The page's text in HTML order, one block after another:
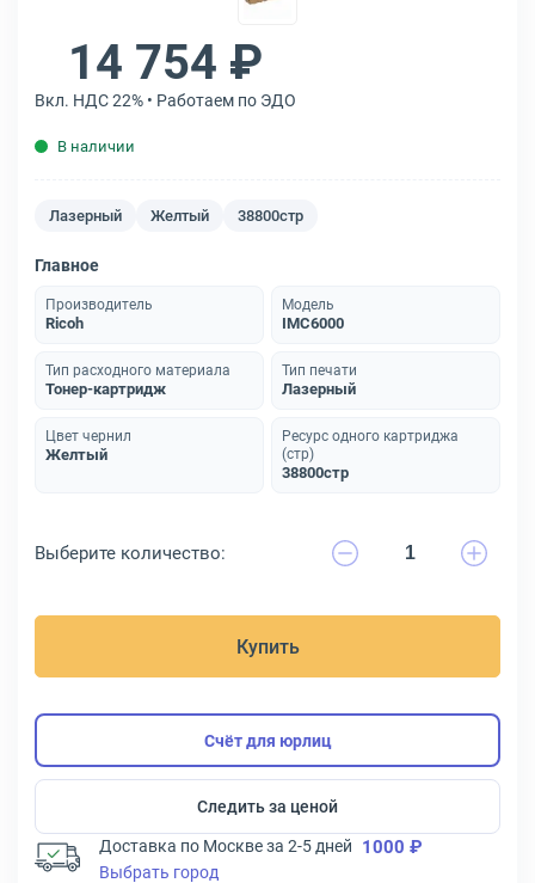
14 754 ₽
Вкл. НДС 22% • Работаем по ЭДО
В наличии
Лазерный Желтый 38800стр
Главное
Производитель
Ricoh
Модель
IMC6000
Тип расходного материала
Тонер-картридж
Тип печати
Лазерный
Цвет чернил
Желтый
Ресурс одного картриджа
(стр)
38800стр
Выберите количество:
Купить
Счёт для юрлиц
Следить за ценой
Доставка по Москве за 2-5 дней 1000 ₽
Выбрать город